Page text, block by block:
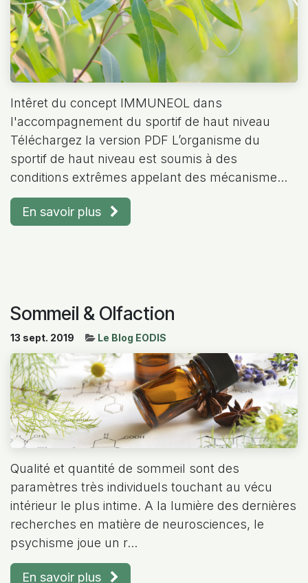
Intêret du concept IMMUNEOL dans
l'accompagnement du sportif de haut niveau
Téléchargez la version PDF L’organisme du
sportif de haut niveau est soumis à des
conditions extrêmes appelant des mécanisme...
En savoir plus
Sommeil & Olfaction
13 sept. 2019 Le Blog EODIS
Qualité et quantité de sommeil sont des
paramètres très individuels touchant au vécu
intérieur le plus intime. A la lumière des dernières
recherches en matière de neurosciences, le
psychisme joue un r...
En savoir plus